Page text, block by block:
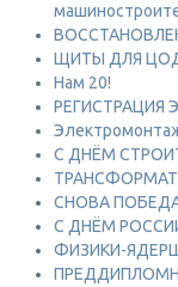
ЩИТЫ ДЛЯ
Нам 20!
РЕГИСТРАЦИЯ
С ДНЁМ
СНОВА
С ДНЁМ
ФИЗИКИ-